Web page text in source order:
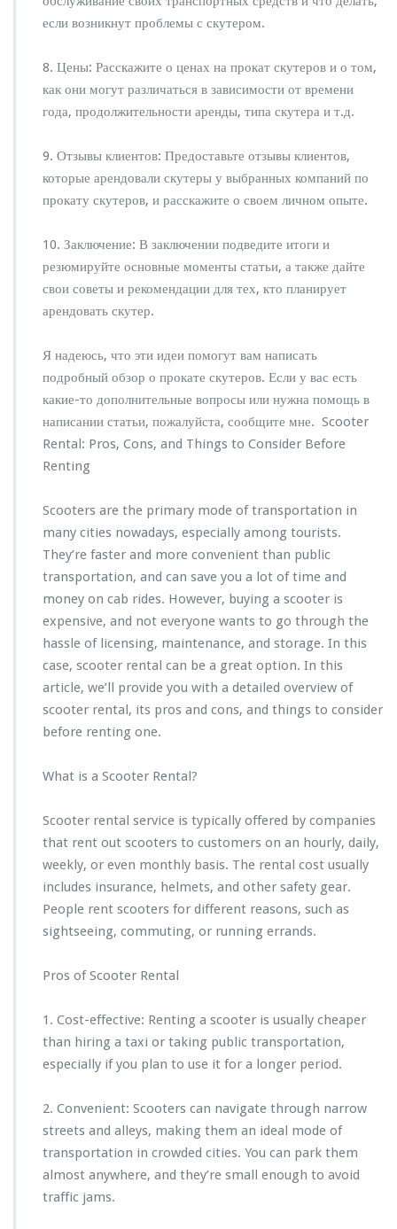
если возникнут проблемы с скутером.
8. Цены: Расскажите о ценах на прокат скутеров и о том,
как они могут различаться в зависимости от времени
года, продолжительности аренды, типа скутера и т.д.
9. Отзывы клиентов: Предоставьте отзывы клиентов,
которые арендовали скутеры у выбранных компаний по
прокату скутеров, и расскажите о своем личном опыте.
10. Заключение: В заключении подведите итоги и
резюмируйте основные моменты статьи, а также дайте
свои советы и рекомендации для тех, кто планирует
арендовать скутер.
Я надеюсь, что эти идеи помогут вам написать
подробный обзор о прокате скутеров. Если у вас есть
какие-то дополнительные вопросы или нужна помощь в
написании статьи, пожалуйста, сообщите мне. Scooter
Rental: Pros, Cons, and Things to Consider Before
Renting
Scooters are the primary mode of transportation in
many cities nowadays, especially among tourists.
They’re faster and more convenient than public
transportation, and can save you a lot of time and
money on cab rides. However, buying a scooter is
expensive, and not everyone wants to go through the
hassle of licensing, maintenance, and storage. In this
case, scooter rental can be a great option. In this
article, we’ll provide you with a detailed overview of
scooter rental, its pros and cons, and things to consider
before renting one.
What is a Scooter Rental?
Scooter rental service is typically offered by companies
that rent out scooters to customers on an hourly, daily,
weekly, or even monthly basis. The rental cost usually
includes insurance, helmets, and other safety gear.
People rent scooters for different reasons, such as
sightseeing, commuting, or running errands.
Pros of Scooter Rental
1. Cost-effective: Renting a scooter is usually cheaper
than hiring a taxi or taking public transportation,
especially if you plan to use it for a longer period.
2. Convenient: Scooters can navigate through narrow
streets and alleys, making them an ideal mode of
transportation in crowded cities. You can park them
almost anywhere, and they’re small enough to avoid
traffic jams.